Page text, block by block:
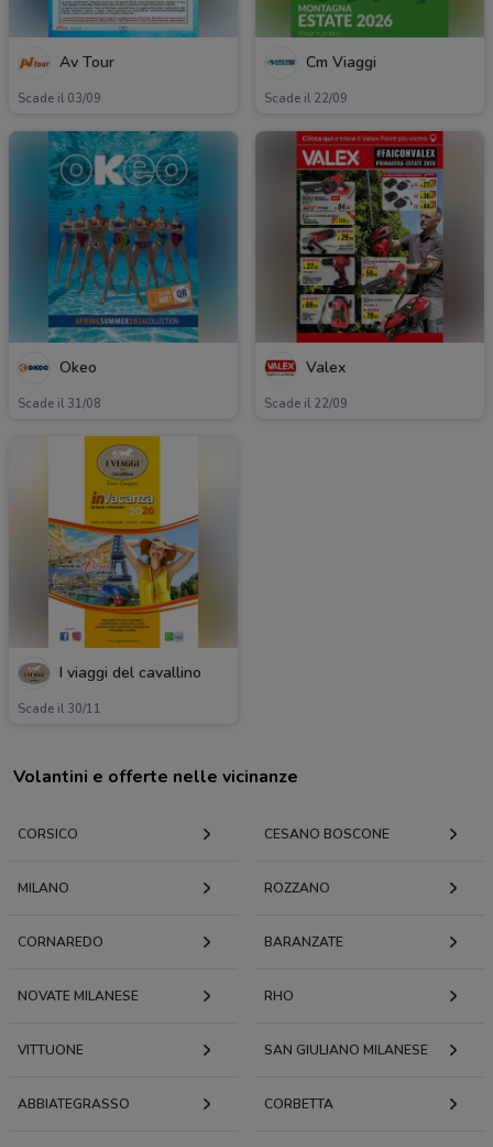
Av Tour
Scade il 03/09
Cm Viaggi
Scade il 22/09
Okeo
Scade il 31/08
Valex
Scade il 22/09
I viaggi del cavallino
Scade il 30/11
Volantini e offerte nelle vicinanze
CORSICO CESANO BOSCONE
MILANO ROZZANO
CORNAREDO BARANZATE
NOVATE MILANESE RHO
VITTUONE SAN GIULIANO MILANESE
ABBIATEGRASSO CORBETTA